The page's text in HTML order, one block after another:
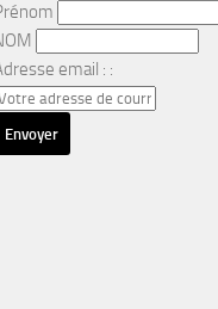
email : :